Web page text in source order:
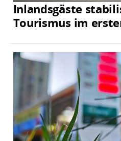
Inlandsgäste
Tourismus im